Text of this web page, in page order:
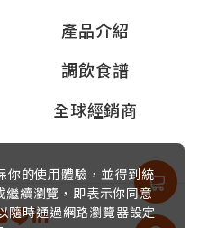
產品介紹
調飲食譜
全球經銷商
你的使用體驗，並得到統
繼續瀏覽，即表示你同意
隨時通過網路瀏覽器設定